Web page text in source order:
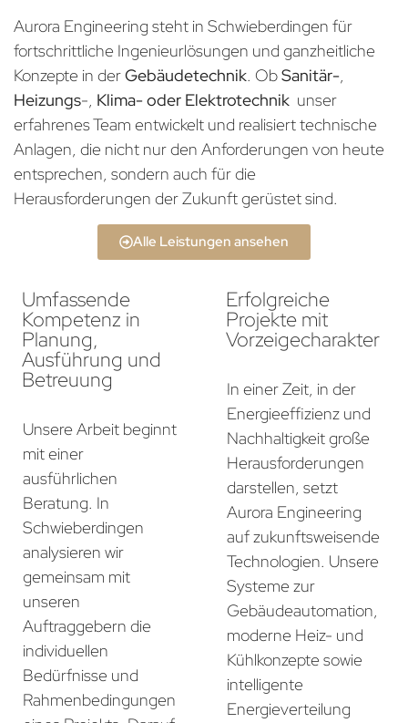
Aurora Engineering steht in Schwieberdingen für
fortschrittliche Ingenieurlösungen und ganzheitliche
Konzepte in derGebäudetechnik. ObSanitär-,
Heizungs-, Klima- oder Elektrotechnik unser
erfahrenes Team entwickelt und realisiert technische
Anlagen, die nicht nur den Anforderungen von heute
entsprechen, sondern auch für die
Herausforderungen der Zukunft gerüstet sind.
Alle Leistungen ansehen
Umfassende
Kompetenz in
Planung,
Ausführung und
Betreuung
Unsere Arbeit beginnt
mit einer
ausführlichen
Beratung. In
Schwieberdingen
analysieren wir
gemeinsam mit
unseren
Auftraggebern die
individuellen
Bedürfnisse und
Rahmenbedingungen
Erfolgreiche
Projekte mit
Vorzeigecharakter
In einer Zeit, in der
Energieeffizienz und
Nachhaltigkeit große
Herausforderungen
darstellen, setzt
Aurora Engineering
auf zukunftsweisende
Technologien. Unsere
Systeme zur
Gebäudeautomation,
moderne Heiz- und
Kühlkonzepte sowie
intelligente
Energieverteilung